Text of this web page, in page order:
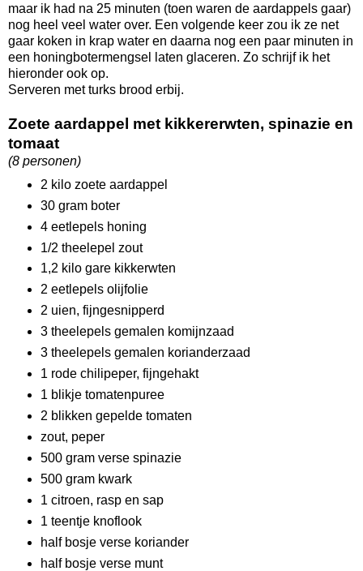
maar ik had na 25 minuten (toen waren de aardappels gaar)
nog heel veel water over. Een volgende keer zou ik ze net
gaar koken in krap water en daarna nog een paar minuten in
een honingbotermengsel laten glaceren. Zo schrijf ik het
hieronder ook op.
Serveren met turks brood erbij.
Zoete aardappel met kikkererwten, spinazie en
tomaat
(8 personen)
2 kilo zoete aardappel
30 gram boter
4 eetlepels honing
1/2 theelepel zout
1,2 kilo gare kikkerwten
2 eetlepels olijfolie
2 uien, fijngesnipperd
3 theelepels gemalen komijnzaad
3 theelepels gemalen korianderzaad
1 rode chilipeper, fijngehakt
1 blikje tomatenpuree
2 blikken gepelde tomaten
zout, peper
500 gram verse spinazie
500 gram kwark
1 citroen, rasp en sap
1 teentje knoflook
half bosje verse koriander
half bosje verse munt